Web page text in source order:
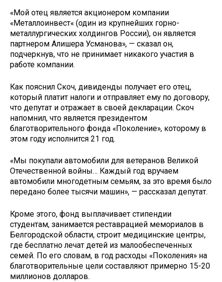
«Мой отец является акционером компании
«Металлоинвест« (один из крупнейших горно-
металлургических холдингов России), он является
партнером Алишера Усманова», — сказал он,
подчеркнув, что не принимает никакого участия в
работе компании.
Как пояснил Скоч, дивиденды получает его отец,
который платит налоги и отправляет ему по договору,
что депутат и отражает в своей декларации. Скоч
напомнил, что является президентом
благотворительного фонда «Поколение», которому в
этом году исполнится 21 год.
«Мы покупали автомобили для ветеранов Великой
Отечественной войны… Каждый год вручаем
автомобили многодетным семьям, за это время было
передано более тысячи машин», — рассказал депутат.
Кроме этого, фонд выплачивает стипендии
студентам, занимается реставрацией мемориалов в
Белгородской области, строит медицинские центры,
где бесплатно лечат детей из малообеспеченных
семей. По его словам, в год расходы «Поколения» на
благотворительные цели составляют примерно 15-20
миллионов долларов.